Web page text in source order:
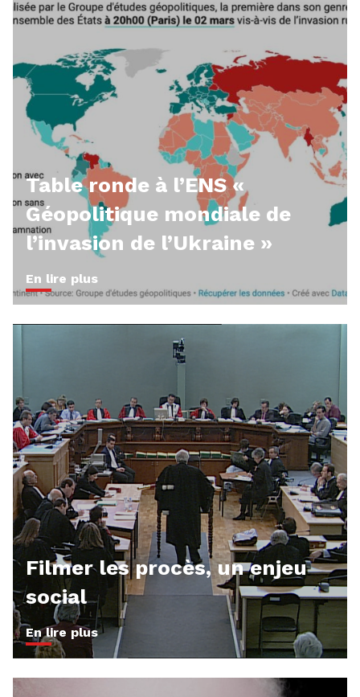
Table ronde à l’ENS «
Géopolitique mondiale de
l’invasion de l’Ukraine »
En lire plus
Filmer les procès, un enjeu
social
En lire plus